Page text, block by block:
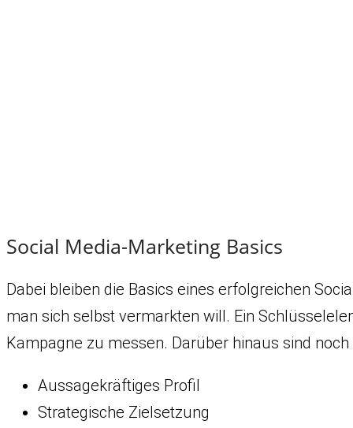
Social Media-Marketing Basics
Dabei bleiben die Basics eines erfolgreichen
man sich selbst vermarkten will. Ein
Kampagne zu messen. Darüber hinaus sind
Aussagekräftiges Profil
Strategische Zielsetzung